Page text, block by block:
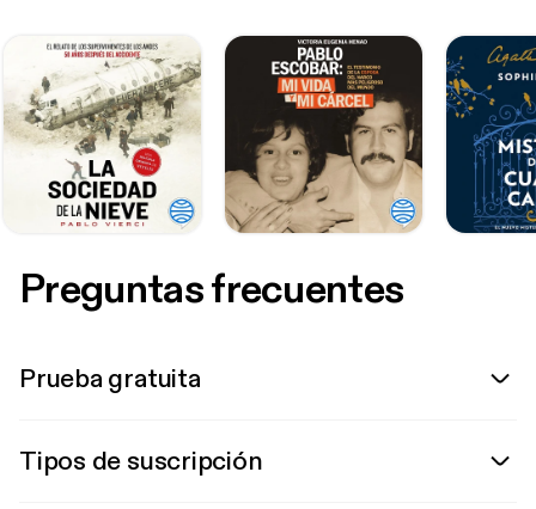
Preguntas frecuentes
Prueba gratuita
Tipos de suscripción